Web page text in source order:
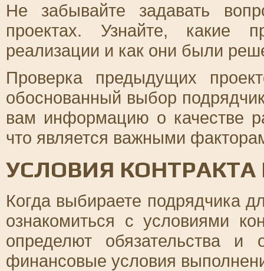
Не забывайте задавать
проектах. Узнайте, какие
реализации и как они были
Проверка предыдущих
обоснованный выбор
вам информацию о качестве
что является важными
УСЛОВИЯ КОНТРАКТА
Когда выбираете подрядчика
ознакомиться с условиями
определют обязательства и
финансовые условия